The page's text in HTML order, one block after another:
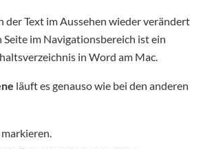
der Text im Aussehen wieder verändert
Seite im Navigationsbereich ist ein
in Word am Mac.
läuft es genauso wie bei den anderen